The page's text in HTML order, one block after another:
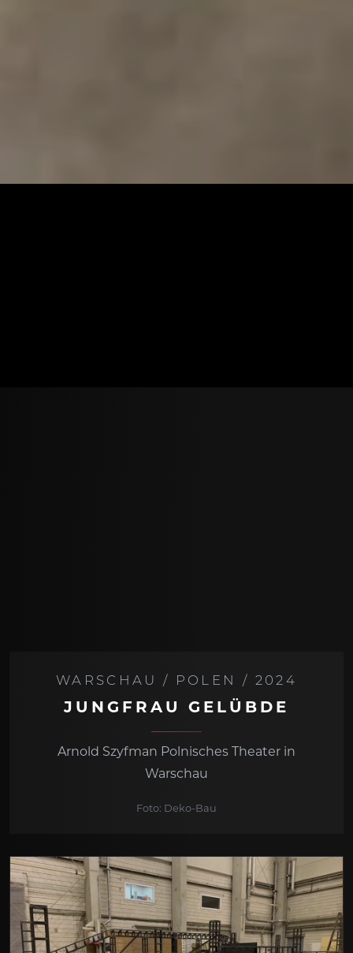
WARSCHAU / POLEN / 2024
JUNGFRAU GELÜBDE
Arnold Szyfman Polnisches Theater in
Warschau
Foto: Deko-Bau